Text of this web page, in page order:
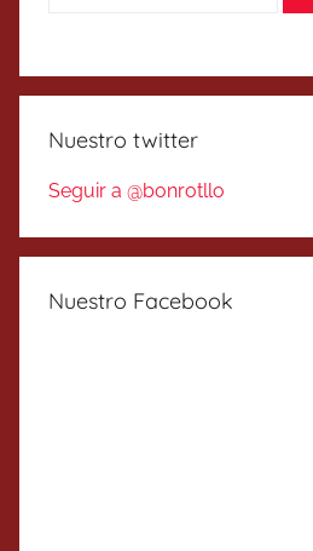
Nuestro twitter
Seguir a @bonrotllo
Nuestro Facebook